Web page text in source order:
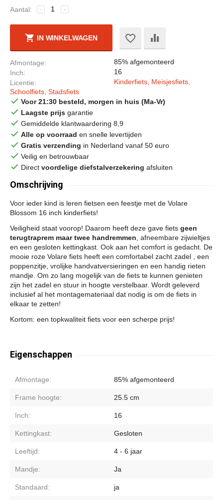
Aantal:
+
−
IN WINKELWAGEN
Afmontage
85% afgemonteerd
Inch
16
Licentie
Kinderfiets, Meisjesfiets,
Schoolfiets, Stadsfiets
done Voor 21:30 besteld, morgen in huis (Ma-Vr)
done Laagste prijs garantie
done Gemiddelde klantwaardering 8,9
done Alle op voorraad en snelle levertijden
done Gratis verzending in Nederland vanaf 50 euro
done Veilig en betrouwbaar
done Direct voordelige diefstalverzekering afsluiten
Omschrijving
Voor ieder kind is leren fietsen een feestje met de Volare
Blossom 16 inch kinderfiets!
Veiligheid staat voorop! Daarom heeft deze gave fiets geen
terugtraprem maar twee handremmen , afneembare zijwieltjes
en een gesloten kettingkast. Ook aan het comfort is gedacht. De
mooie roze Volare fiets heeft een comfortabel zacht zadel , een
poppenzitje, vrolijke handvatversieringen en een handig rieten
mandje. Om zo lang mogelijk van de fiets te kunnen genieten
zijn het zadel en stuur in hoogte verstelbaar. Wordt geleverd
inclusief al het montagemateriaal dat nodig is om de fiets in
elkaar te zetten!
Kortom: een topkwaliteit fiets voor een scherpe prijs!
Eigenschappen
Afmontage: 85% afgemonteerd
Frame hoogte: 25.5 cm
Inch: 16
Kettingkast: Gesloten
Leeftijd: 4 - 6 jaar
Mandje: Ja
Standaard: ja